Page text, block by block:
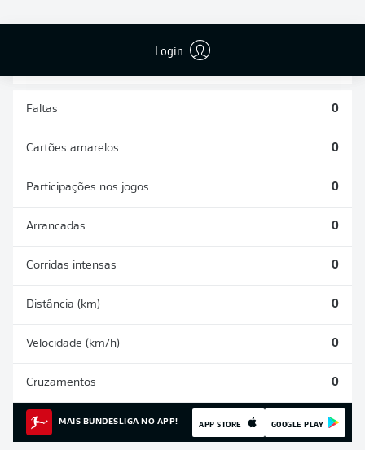
Login
Faltas 0
Cartões amarelos 0
Participações nos jogos 0
Arrancadas 0
Corridas intensas 0
Distância (km) 0
Velocidade (km/h) 0
Cruzamentos 0
MAIS BUNDESLIGA NO APP! APP STORE GOOGLE PLAY